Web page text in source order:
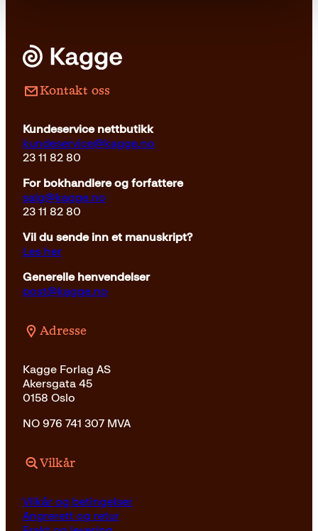
Kontakt oss
Kundeservice nettbutikk
kundeservice@kagge.no
23 11 82 80
For bokhandlere og forfattere
salg@kagge.no
23 11 82 80
Vil du sende inn et manuskript?
Les her
Generelle henvendelser
post@kagge.no
Adresse
Kagge Forlag AS
Akersgata 45
0158 Oslo
NO 976 741 307 MVA
Vilkår
Vilkår og betingelser
Angrerett og retur